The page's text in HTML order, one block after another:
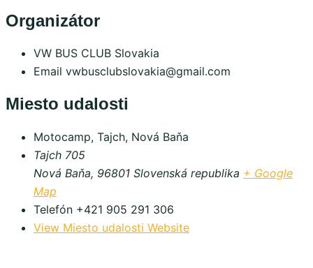
Organizátor
VW BUS CLUB Slovakia
Email vwbusclubslovakia@gmail.com
Miesto udalosti
Motocamp, Tajch, Nová Baňa
Tajch 705
Nová Baňa, 96801 Slovenská republika + Google
Map
Telefón +421 905 291 306
View Miesto udalosti Website